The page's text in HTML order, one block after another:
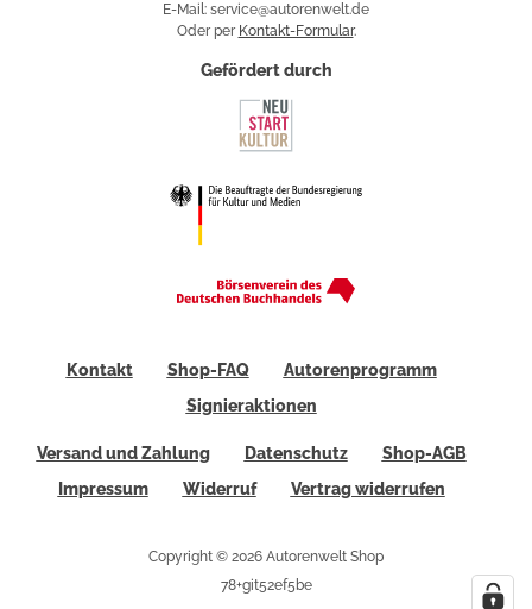
E-Mail: service@autorenwelt.de
Oder per Kontakt-Formular.
Gefördert durch
Kontakt Shop-FAQ
Autorenprogramm
Signieraktionen
Versand und Zahlung Datenschutz
Shop-AGB
Impressum
Widerruf Vertrag widerrufen
Copyright © 2026 Autorenwelt Shop
78+git52ef5be